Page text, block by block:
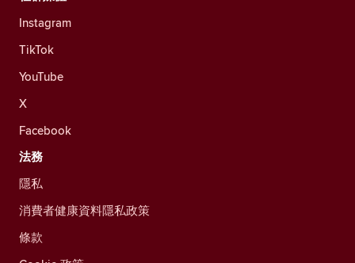
Instagram
TikTok
YouTube
X
Facebook
法務
隱私
消費者健康資料隱私政策
條款